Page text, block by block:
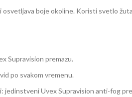
boje okoline. Koristi svetlo
Supravision premazu.
po svakom vremenu.
jedinstveni Uvex Supravision anti-fog